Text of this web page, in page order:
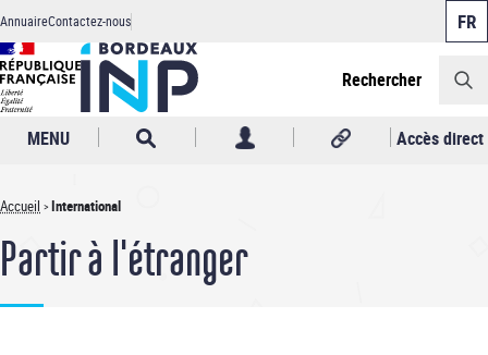
Aller
au
contenu
principal
Header
AnnuaireContactez-nous
Rechercher
MENU Accès direct
Fil
d'Ariane
Accueil International
Partir à l'étranger
Panneau de gestion des cookies